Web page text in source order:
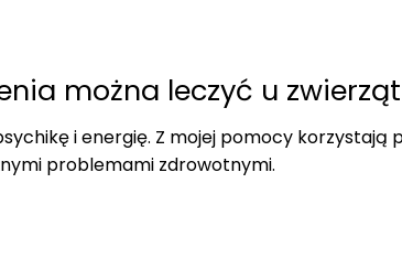
można leczyć u
i energię. Z mojej pomocy korzystają
problemami zdrowotnymi.